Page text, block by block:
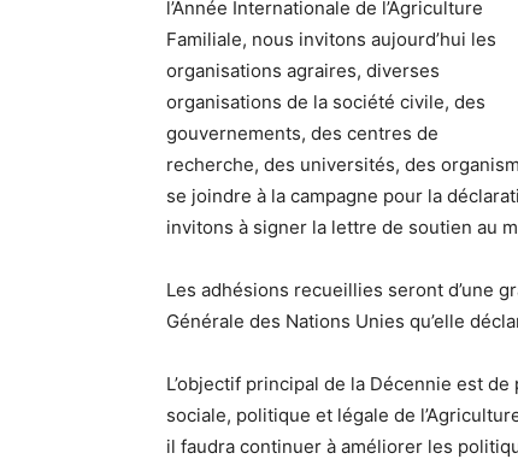
l’Année Internationale de l’Agriculture
Familiale, nous invitons aujourd’hui les
organisations agraires, diverses
organisations de la société civile, des
gouvernements, des centres de
recherche, des universités, des
se joindre à la campagne pour la
invitons à signer la lettre de soutien au
Les adhésions recueillies seront d’une
Générale des Nations Unies qu’elle
L’objectif principal de la Décennie est
sociale, politique et légale de
il faudra continuer à améliorer les